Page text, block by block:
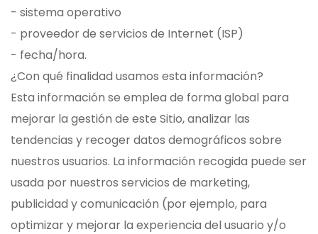
- sistema operativo
- proveedor de servicios de Internet (ISP)
- fecha/hora.
¿Con qué finalidad usamos esta información?
Esta información se emplea de forma global para
mejorar la gestión de este Sitio, analizar las
tendencias y recoger datos demográficos sobre
nuestros usuarios. La información recogida puede ser
usada por nuestros servicios de marketing,
publicidad y comunicación (por ejemplo, para
optimizar y mejorar la experiencia del usuario y/o